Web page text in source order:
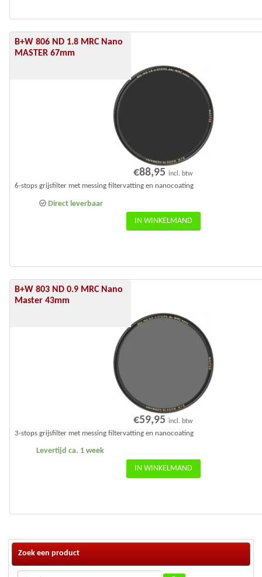
B+W 806 ND 1.8 MRC Nano
MASTER 67mm
€88,95 incl. btw
Direct leverbaar
6-stops grijsfilter met messing filtervatting en nanocoating
IN WINKELMAND
B+W 803 ND 0.9 MRC Nano
Master 43mm
€59,95 incl. btw
Levertijd ca. 1 week
3-stops grijsfilter met messing filtervatting en nanocoating
IN WINKELMAND
Zoek een product